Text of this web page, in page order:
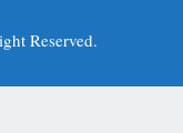
Reserved.